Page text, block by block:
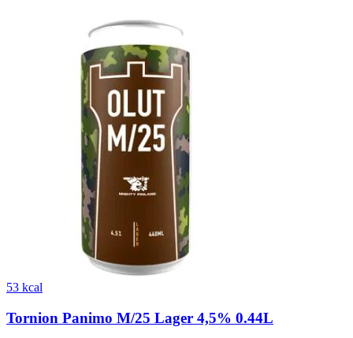
53 kcal
Tornion Panimo M/25 Lager 4,5% 0.44L